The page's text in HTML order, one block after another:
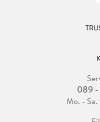
089
Mo. -